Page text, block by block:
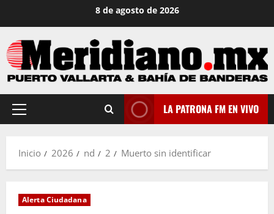
contenido
8 de agosto de 2026
Menú
LA PATRONA FM EN VIVO
Inicio 2026 nd 2 Muerto sin identificar
Alerta Ciudadana